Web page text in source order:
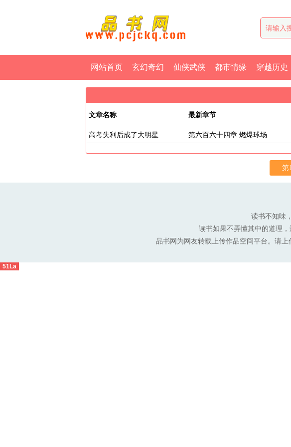
网站首页 玄幻奇幻 仙侠武侠 都市情缘 穿越历史
文章名称 最新章节
高考失利后成了大明星 第六百六十四章 燃爆球场
第
读书不知味
读书如果不弄懂其中的道理
品书网为网友转载上传作品空间平台。请
51La